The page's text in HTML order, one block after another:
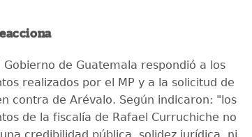
Gobierno de Guatemala respondió a los
realizados por el MP y a la solicitud de
contra de Arévalo. Según indicaron: "los
de la fiscalía de Rafael Curruchiche no